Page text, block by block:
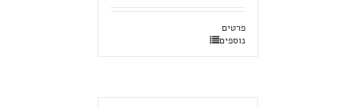
פרטים
נוספים